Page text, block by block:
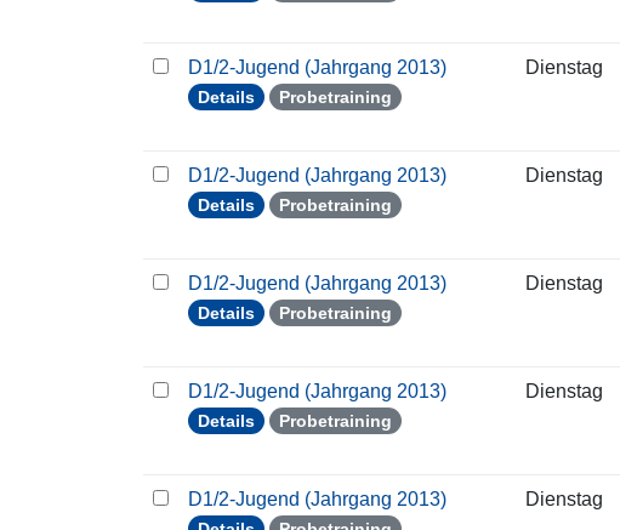
D1/2-Jugend (Jahrgang 2013)
Details Probetraining
Dienstag
D1/2-Jugend (Jahrgang 2013)
Details Probetraining
Dienstag
D1/2-Jugend (Jahrgang 2013)
Details Probetraining
Dienstag
D1/2-Jugend (Jahrgang 2013)
Details Probetraining
Dienstag
D1/2-Jugend (Jahrgang 2013) Dienstag